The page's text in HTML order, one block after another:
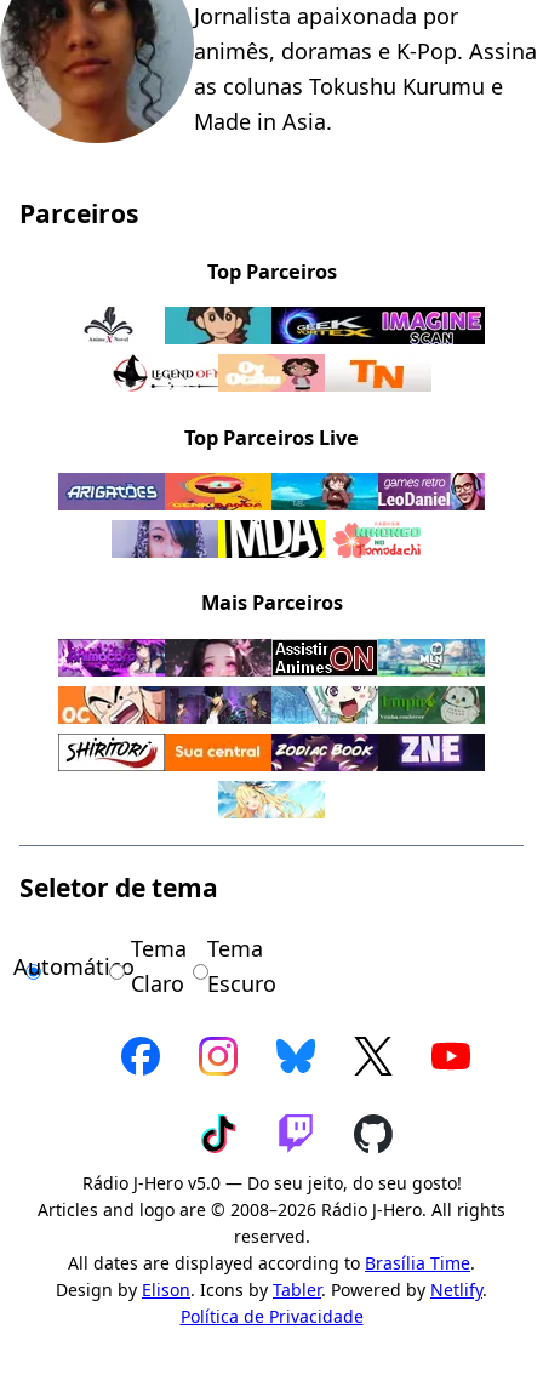
Jornalista apaixonada por
animês, doramas e K-Pop. Assina
as colunas Tokushu Kurumu e
Made in Asia.
Parceiros
Top Parceiros
Top Parceiros Live
Mais Parceiros
Seletor de tema
Automático
Tema
Claro
Tema
Escuro
Rádio J-Hero v5.0 — Do seu jeito, do seu gosto!
Articles and logo are © 2008–2026 Rádio J-Hero. All rights
reserved.
All dates are displayed according to Brasília Time.
Design by Elison. Icons by Tabler. Powered by Netlify.
Política de Privacidade